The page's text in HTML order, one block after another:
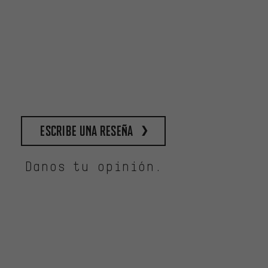
escribe una reseña
Danos tu opinión.